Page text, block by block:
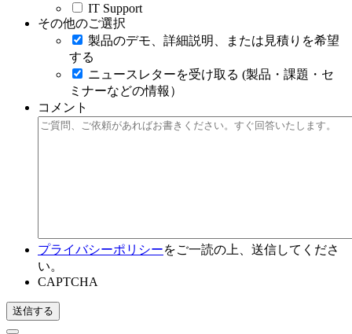
IT Support
その他のご選択
製品のデモ、詳細説明、または見積りを希望
する
ニュースレターを受け取る (製品・課題・セ
ミナーなどの情報）
コメント
プライバシーポリシーをご一読の上、送信してくださ
い。
CAPTCHA